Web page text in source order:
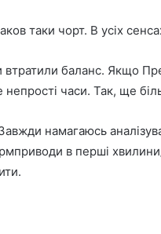
таки чорт. В усіх
втратили баланс. Якщо
непрості часи. Так, ще
намагаюсь
в перші